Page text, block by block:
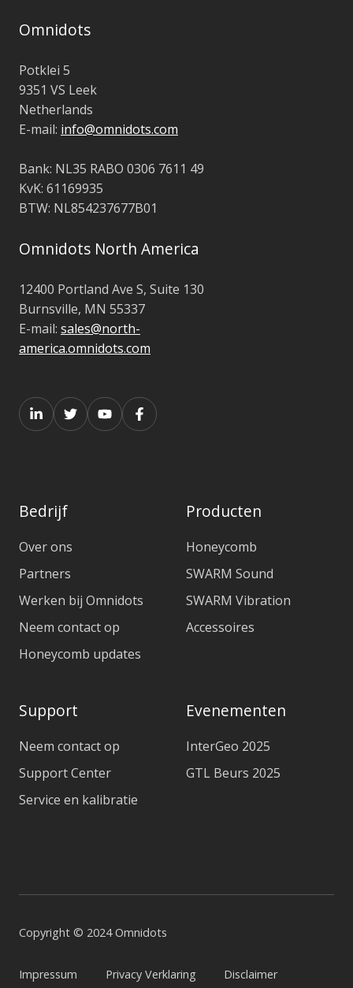
Omnidots
Potklei 5
9351 VS Leek
Netherlands
E-mail: info@omnidots.com
Bank: NL35 RABO 0306 7611 49
KvK: 61169935
BTW: NL854237677B01
Omnidots North America
12400 Portland Ave S, Suite 130
Burnsville, MN 55337
E-mail: sales@north-
america.omnidots.com
Bedrijf
Over ons
Partners
Werken bij Omnidots
Neem contact op
Honeycomb updates
Producten
Honeycomb
SWARM Sound
SWARM Vibration
Accessoires
Support
Neem contact op
Support Center
Service en kalibratie
Evenementen
InterGeo 2025
GTL Beurs 2025
Copyright © 2024 Omnidots
Impressum Privacy Verklaring Disclaimer